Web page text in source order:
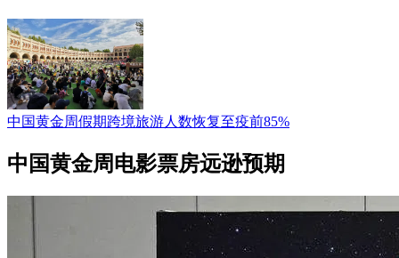
中国黄金周假期跨境旅游人数恢复至疫前85%
中国黄金周电影票房远逊预期